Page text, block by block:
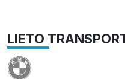
LIETO